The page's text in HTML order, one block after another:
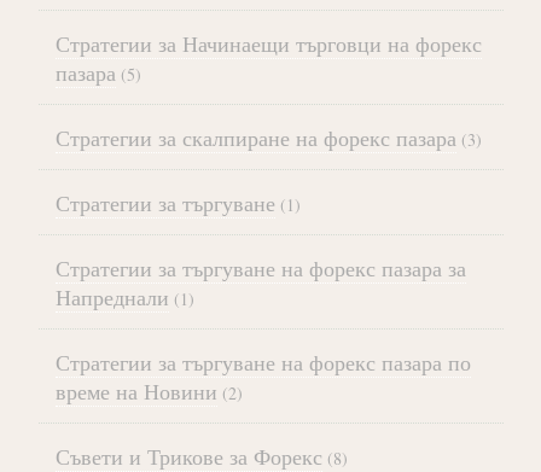
Стратегии за Начинаещи търговци на форекс
пазара (5)
Стратегии за скалпиране на форекс пазара (3)
Стратегии за търгуване (1)
Стратегии за търгуване на форекс пазара за
Напреднали (1)
Стратегии за търгуване на форекс пазара по
време на Новини (2)
Съвети и Трикове за Форекс (8)